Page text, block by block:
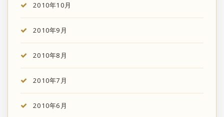
2010年10月
2010年9月
2010年8月
2010年7月
2010年6月